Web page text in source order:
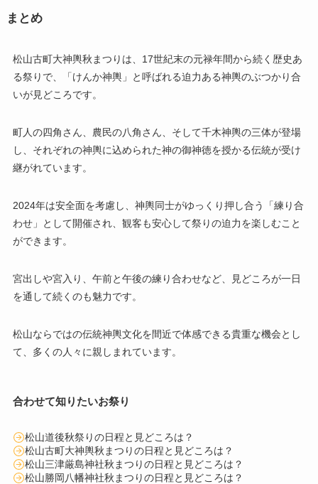
まとめ
松山古町大神輿秋まつりは、17世紀末の元禄年間から続く歴史あ
る祭りで、「けんか神輿」と呼ばれる迫力ある神輿のぶつかり合
いが見どころです。
町人の四角さん、農民の八角さん、そして千木神輿の三体が登場
し、それぞれの神輿に込められた神の御神徳を授かる伝統が受け
継がれています。
2024年は安全面を考慮し、神輿同士がゆっくり押し合う「練り合
わせ」として開催され、観客も安心して祭りの迫力を楽しむこと
ができます。
宮出しや宮入り、午前と午後の練り合わせなど、見どころが一日
を通して続くのも魅力です。
松山ならではの伝統神輿文化を間近で体感できる貴重な機会とし
て、多くの人々に親しまれています。
合わせて知りたいお祭り
松山道後秋祭りの日程と見どころは？
松山古町大神輿秋まつりの日程と見どころは？
松山三津厳島神社秋まつりの日程と見どころは？
松山勝岡八幡神社秋まつりの日程と見どころは？